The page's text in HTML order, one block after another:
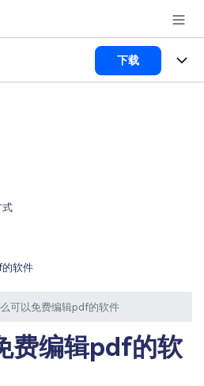
下载
式
软件
可以免费编辑pdf的软件
费编辑pdf的软